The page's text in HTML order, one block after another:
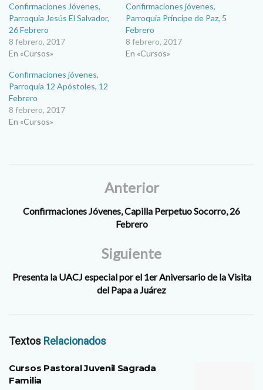
Confirmaciones Jóvenes,
Parroquia Jesús El Salvador,
26 Febrero
8 febrero, 2017
En «Cursos»
Confirmaciones jóvenes,
Parroquia Príncipe de Paz, 5
Febrero
8 febrero, 2017
En «Cursos»
Confirmaciones jóvenes,
Parroquia 12 Apóstoles, 12
Febrero
8 febrero, 2017
En «Cursos»
Anterior
Confirmaciones Jóvenes, Capilla Perpetuo Socorro, 26
Febrero
Siguiente
Presenta la UACJ especial por el 1er Aniversario de la Visita
del Papa a Juárez
Textos Relacionados
Cursos Pastoral Juvenil Sagrada
Familia